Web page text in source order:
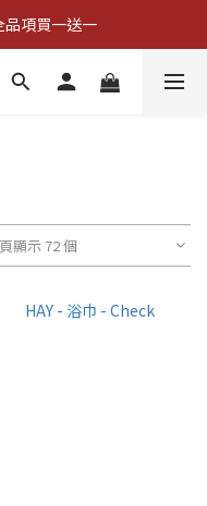
享首單九折！
項買一送一
享首單九折！
顯示 72 個